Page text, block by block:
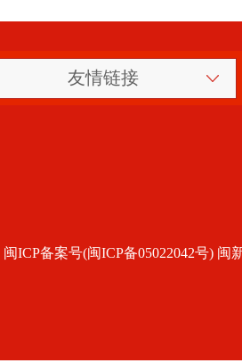
友情链接
闽ICP备案号(闽ICP备05022042号) 闽